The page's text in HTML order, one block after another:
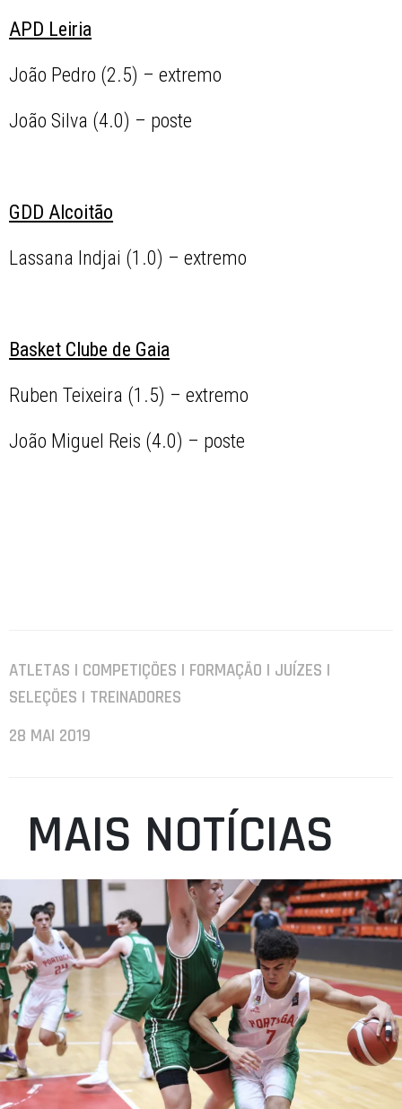
APD Leiria
João Pedro (2.5) – extremo
João Silva (4.0) – poste
GDD Alcoitão
Lassana Indjai (1.0) – extremo
Basket Clube de Gaia
Ruben Teixeira (1.5) – extremo
João Miguel Reis (4.0) – poste
ATLETAS | COMPETIÇÕES | FORMAÇÃO | JUÍZES |
SELEÇÕES | TREINADORES
28 MAI 2019
MAIS NOTÍCIAS